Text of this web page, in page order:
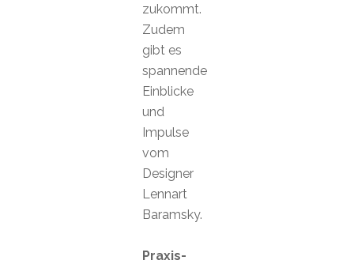
zukommt.
Zudem
gibt es
spannende
Einblicke
und
Impulse
vom
Designer
Lennart
Baramsky.
Praxis-